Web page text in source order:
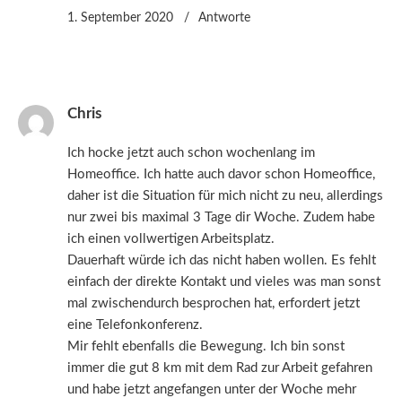
1. September 2020 Antworte
Chris
Ich hocke jetzt auch schon wochenlang im
Homeoffice. Ich hatte auch davor schon Homeoffice,
daher ist die Situation für mich nicht zu neu, allerdings
nur zwei bis maximal 3 Tage dir Woche. Zudem habe
ich einen vollwertigen Arbeitsplatz.
Dauerhaft würde ich das nicht haben wollen. Es fehlt
einfach der direkte Kontakt und vieles was man sonst
mal zwischendurch besprochen hat, erfordert jetzt
eine Telefonkonferenz.
Mir fehlt ebenfalls die Bewegung. Ich bin sonst
immer die gut 8 km mit dem Rad zur Arbeit gefahren
und habe jetzt angefangen unter der Woche mehr